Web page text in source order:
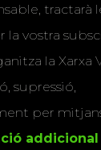
tractarà
vostra
la Xarxa
supressió,
per
addicional